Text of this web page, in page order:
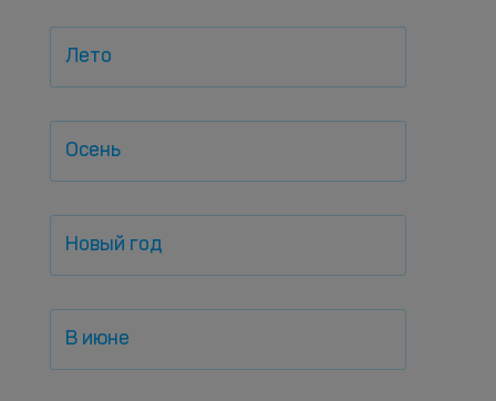
Лето
Осень
Новый год
В июне